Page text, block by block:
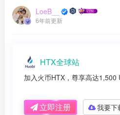
LoeB__
6年前更新
HTX全球站
加入火币HTX，尊享高达1,500
立即注册 我要下